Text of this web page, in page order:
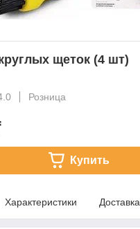
щеток (4 шт)
Розница
Купить
Характеристики Доставка